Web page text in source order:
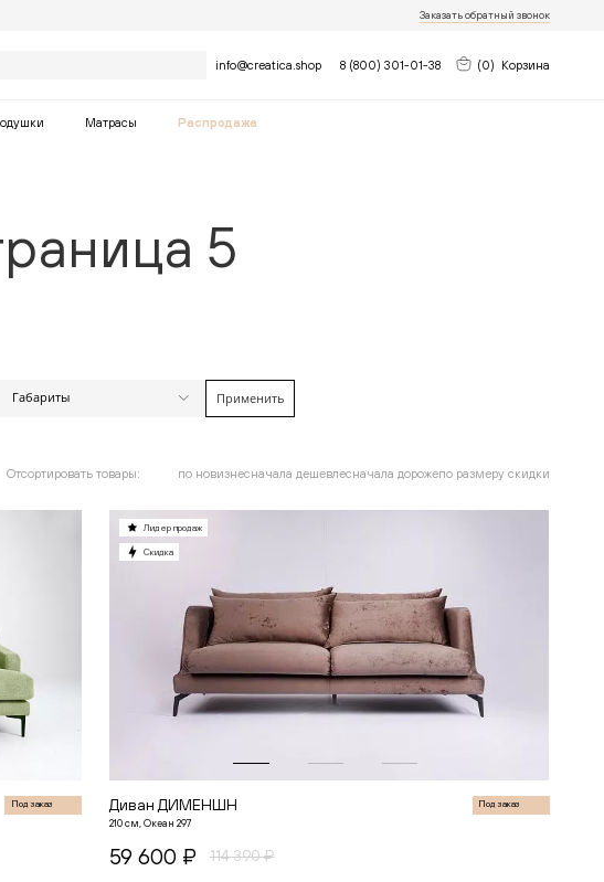
Заказать обратный звонок
Найти
info@creatica.shop 8 (800) 301-01-38 (0) Корзина
Матрасы Распродажа
5
Габариты
от
Высота (см)
от
Применить
Отсортировать товары: по новизнесначала дешевлесначала дорожепо размеру скидки
Под заказ
Лидер продаж
Скидка
Диван ДИМЕНШН Под заказ
210 см, Океан 297
59 600 ₽ 114 390 ₽